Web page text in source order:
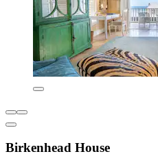
Birkenhead House